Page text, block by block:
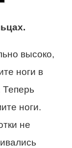
высоко,
ноги в
Теперь
ноги.
не